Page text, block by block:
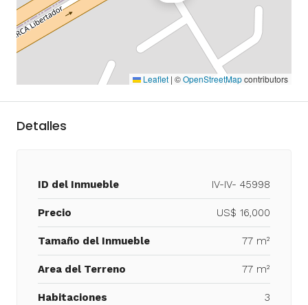
Leaflet | ©OpenStreetMapcontributors
Detalles
ID del Inmueble IV-IV- 45998
Precio US$ 16,000
Tamaño del Inmueble 77 m²
Area del Terreno 77 m²
Habitaciones 3